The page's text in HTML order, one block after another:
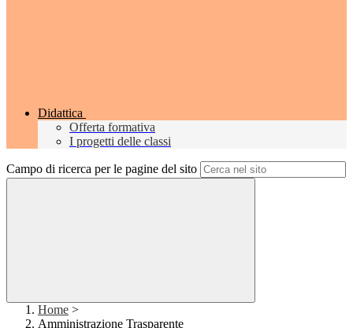
Didattica
Offerta formativa
I progetti delle classi
Campo di ricerca per le pagine del sito
Home >
Amministrazione Trasparente